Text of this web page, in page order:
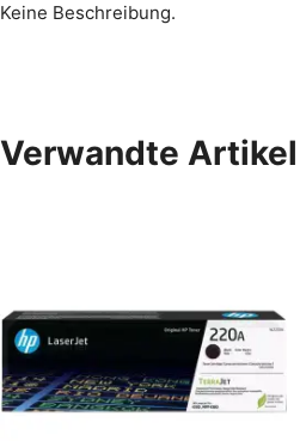
Keine Beschreibung.
Verwandte Artikel